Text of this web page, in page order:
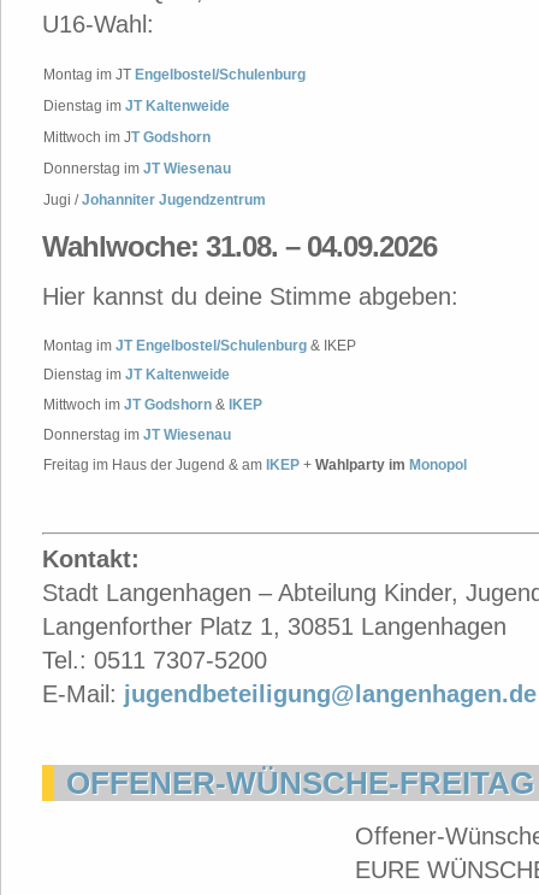
U16-Wahl:
Montag im JT Engelbostel/Schulenburg
Dienstag im JT Kaltenweide
Mittwoch im JT Godshorn
Donnerstag im JT Wiesenau
Jugi /Johanniter Jugendzentrum
Wahlwoche: 31.08. – 04.09.2026
Hier kannst du deine Stimme abgeben:
Montag im JT Engelbostel/Schulenburg & IKEP
Dienstag im JT Kaltenweide
Mittwoch im JT Godshorn & IKEP
Donnerstag im JT Wiesenau
Freitag im Haus der Jugend & am IKEP + Wahlparty im Monopol
Kontakt:
Stadt Langenhagen – Abteilung Kinder,
Langenforther Platz 1, 30851 Langenhagen
Tel.: 0511 7307-5200
E-Mail: jugendbeteiligung@langenhagen.de
OFFENER-WÜNSCHE-
Offener-
EURE